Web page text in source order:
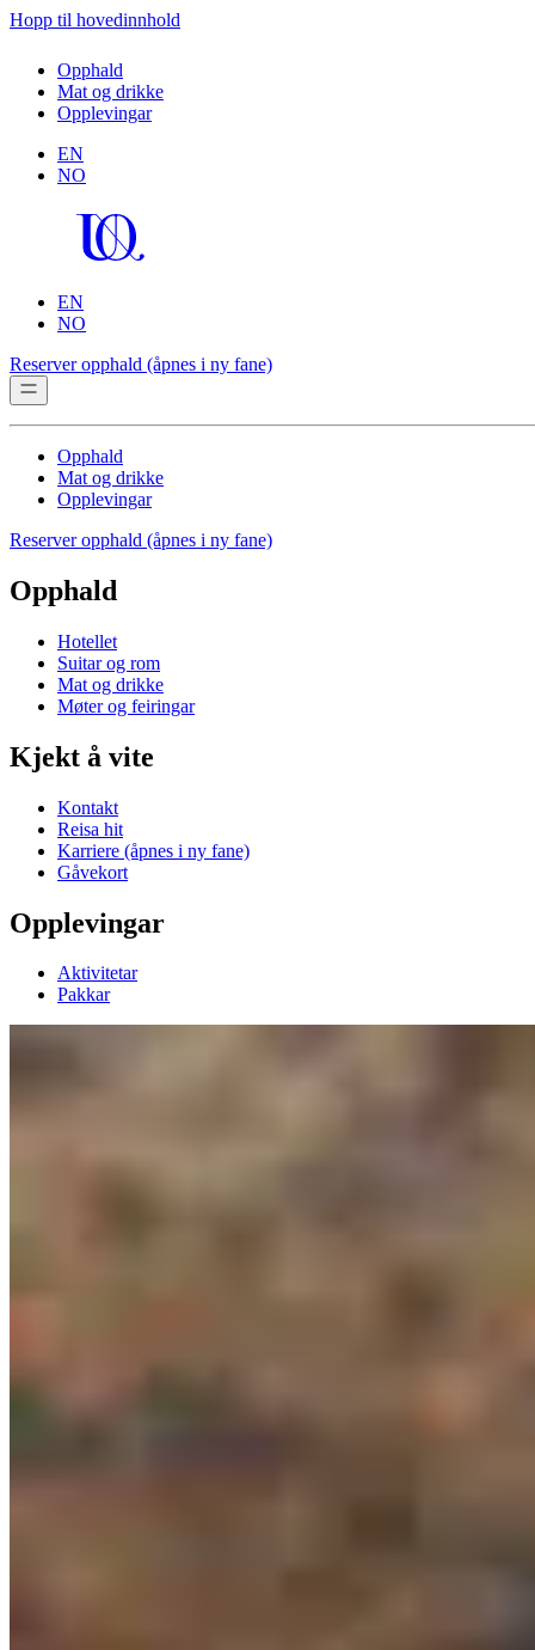
Hopp til hovedinnhold
Opphald
Mat og drikke
Opplevingar
EN
NO
EN
NO
Reserver opphald (åpnes i ny fane)
Opphald
Mat og drikke
Opplevingar
Reserver opphald (åpnes i ny fane)
Opphald
Hotellet
Suitar og rom
Mat og drikke
Møter og feiringar
Kjekt å vite
Kontakt
Reisa hit
Karriere (åpnes i ny fane)
Gåvekort
Opplevingar
Aktivitetar
Pakkar